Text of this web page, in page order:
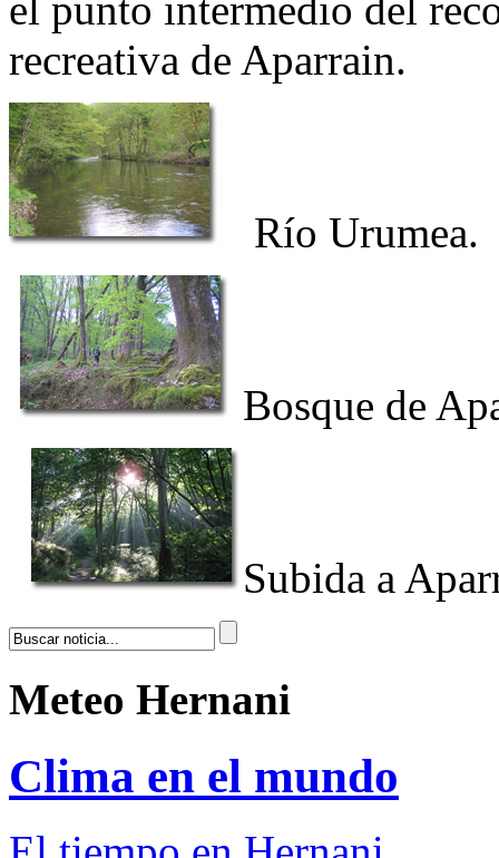
el punto intermedio del
recreativa de Aparrain.
Río Urumea.
Bosque de
Subida a
Meteo Hernani
Clima en el mundo